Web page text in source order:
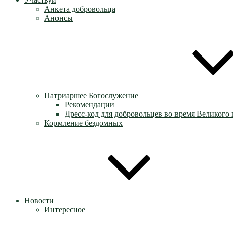
Анкета добровольца
Анонсы
Патриаршее Богослужение
Рекомендации
Дресс-код для добровольцев во время Великого
Кормление бездомных
Новости
Интересное